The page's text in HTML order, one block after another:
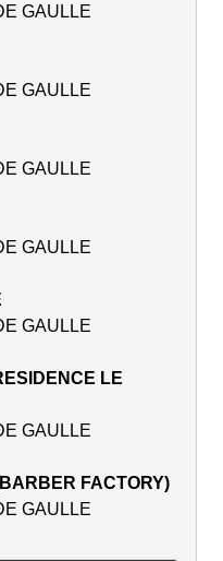
GAULLE
GAULLE
GAULLE
GAULLE
GAULLE
LE
GAULLE
FACTORY)
GAULLE